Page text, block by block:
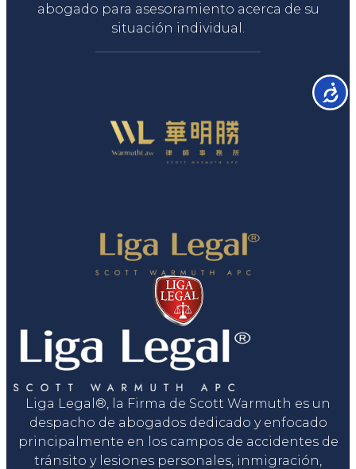
abogado para asesoramiento acerca de su
situación individual.
Liga Legal®, la Firma de Scott Warmuth es un
despacho de abogados dedicado y enfocado
principalmente en los campos de accidentes de
tránsito y lesiones personales, inmigración,